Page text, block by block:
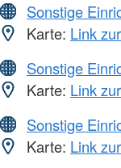
Sonstige
Karte: Link
Sonstige
Karte: Link
Sonstige
Karte: Link